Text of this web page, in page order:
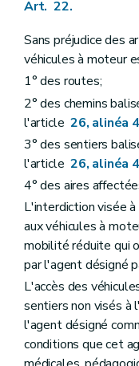
Art. 22.
Sans préjudice des
véhicules à moteur
1° des routes;
2° des chemins
l'article26, alinéa 4
3° des sentiers
l'article26, alinéa 4
4° des aires
L'interdiction visée
aux véhicules à
mobilité réduite qui
par l'agent désigné
L'accès des
sentiers non visés à
l'agent désigné
conditions que cet